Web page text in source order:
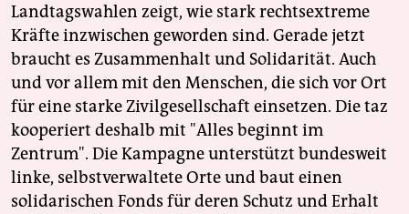
Landtagswahlen zeigt, wie stark rechtsextreme
Kräfte inzwischen geworden sind. Gerade jetzt
braucht es Zusammenhalt und Solidarität. Auch
und vor allem mit den Menschen, die sich vor Ort
für eine starke Zivilgesellschaft einsetzen. Die taz
kooperiert deshalb mit "Alles beginnt im
Zentrum". Die Kampagne unterstützt bundesweit
linke, selbstverwaltete Orte und baut einen
solidarischen Fonds für deren Schutz und Erhalt